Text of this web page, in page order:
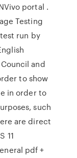
portal .
Testing
run by
and
to show
in order to
such
are direct
11
pdf +